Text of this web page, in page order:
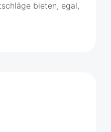
bieten, egal,